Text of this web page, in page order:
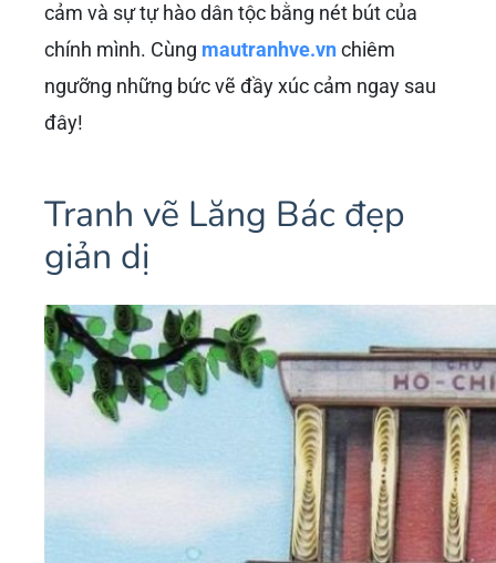
cảm và sự tự hào dân tộc bằng nét bút của
chính mình. Cùng mautranhve.vnchiêm
ngưỡng những bức vẽ đầy xúc cảm ngay sau
đây!
Tranh vẽ Lăng Bác đẹp
giản dị